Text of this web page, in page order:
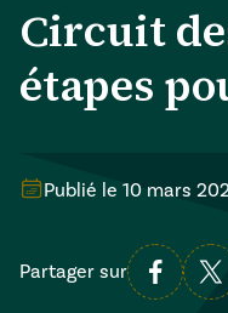
Circuit
étapes
Publié le 10 mars
Partager sur